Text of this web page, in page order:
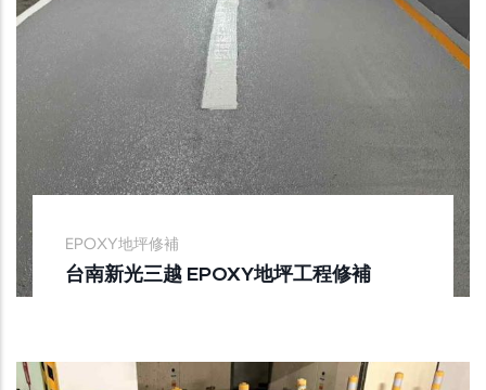
EPOXY地坪修補
台南新光三越 EPOXY地坪工程修補